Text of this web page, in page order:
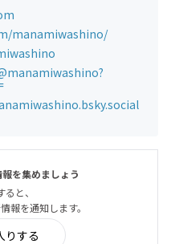
manamiwashino/
を集めましょう
と、
報を通知します。
りする